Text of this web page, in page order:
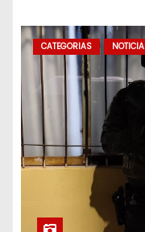
CATEGORIAS